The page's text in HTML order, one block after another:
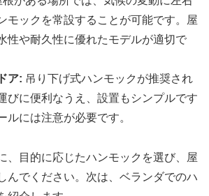
モックを常設することが可能です。屋
性や耐久性に優れたモデルが適切で
ア: 吊り下げ式ハンモックが推奨され
びに便利なうえ、設置もシンプルです
ルには注意が必要です。
、目的に応じたハンモックを選び、屋
んでください。次は、ベランダでのハ